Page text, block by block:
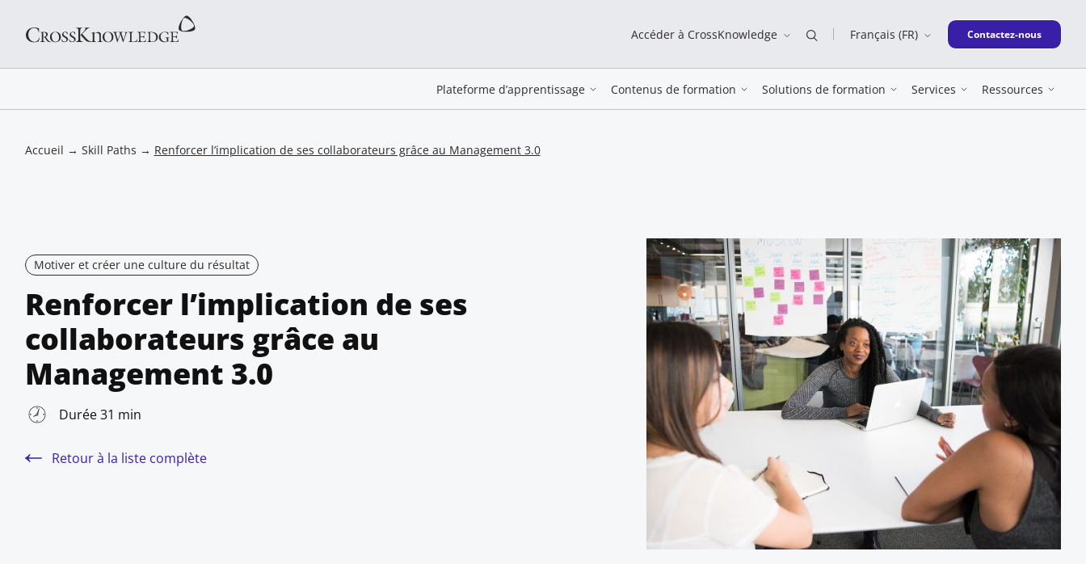
Accéder à CrossKnowledge Français (FR) New window
Contactez-nous
Plateforme d’apprentissage Contenus de formation Solutions de formation Services Ressources
Accueil → Skill Paths → Renforcer l’implication de ses collaborateurs grâce au Management 3.0
Motiver et créer une culture du résultat
Renforcer l’implication de ses
collaborateurs grâce au
Management 3.0
Durée 31 min
Retour à la liste complète